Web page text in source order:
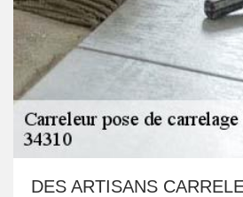
DES ARTISANS